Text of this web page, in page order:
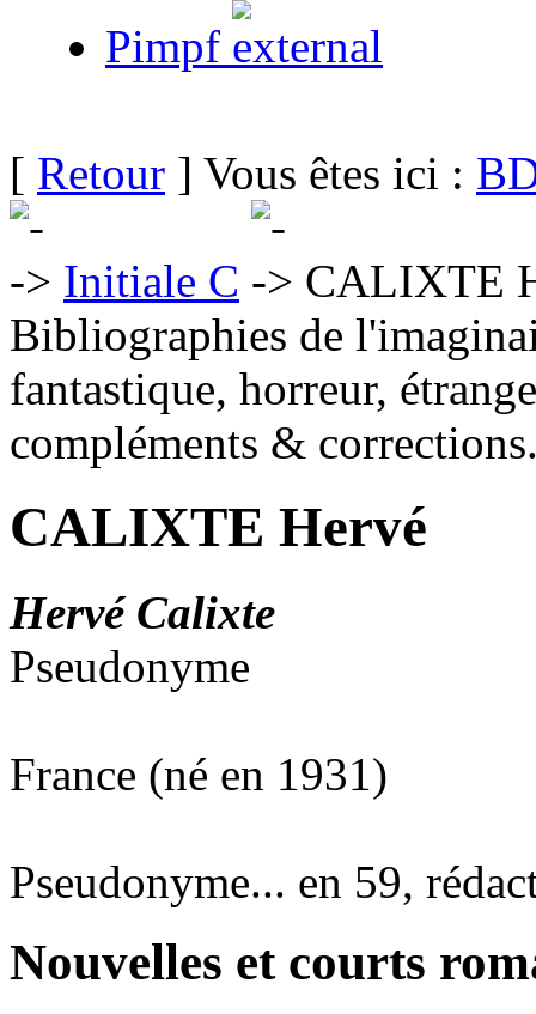
Pimpf
[ Retour ] Vous êtes ici :
Initiale C
CALIXTE
Bibliographies de
fantastique, horreur,
compléments &
CALIXTE Hervé
Hervé Calixte
Pseudonyme
France (né en 1931)
Pseudonyme... en 59,
Nouvelles et courts